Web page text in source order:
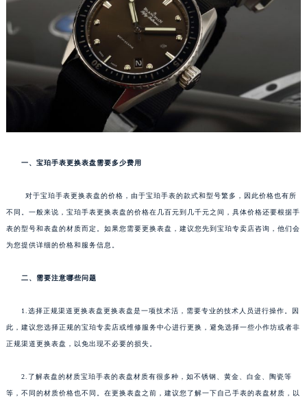
一、宝珀手表更换表盘需要多少费用
对于宝珀手表更换表盘的价格，由于宝珀手表的款式和型号繁多，因此价格也有所
不同。一般来说，宝珀手表更换表盘的价格在几百元到几千元之间，具体价格还要根据手
表的型号和表盘的材质而定。如果您需要更换表盘，建议您先到宝珀专卖店咨询，他们会
为您提供详细的价格和服务信息。
二、需要注意哪些问题
1.选择正规渠道更换表盘更换表盘是一项技术活，需要专业的技术人员进行操作。因
此，建议您选择正规的宝珀专卖店或维修服务中心进行更换，避免选择一些小作坊或者非
正规渠道更换表盘，以免出现不必要的损失。
2.了解表盘的材质宝珀手表的表盘材质有很多种，如不锈钢、黄金、白金、陶瓷等
等，不同的材质价格也不同。在更换表盘之前，建议您了解一下自己手表的表盘材质，以